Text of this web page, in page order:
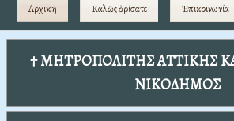
Αρχική Καλῶς ὁρίσατε Ἐπικοινωνία
† ΜΗΤΡΟΠΟΛΙΤΗΣ ΑΤΤΙΚΗΣ
ΝΙΚΟΔΗΜΟΣ